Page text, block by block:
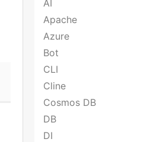
AI
Apache
Azure
Bot
CLI
Cline
Cosmos DB
DB
DI